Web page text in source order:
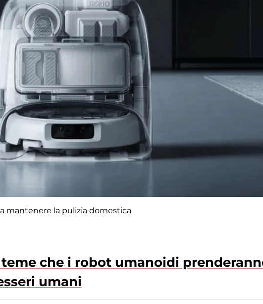
mantenere la pulizia domestica
che i robot umanoidi
umani